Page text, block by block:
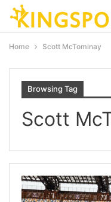
Home Scott McTominay
Browsing Tag
Scott